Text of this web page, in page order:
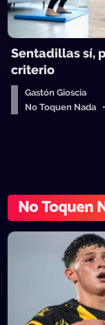
Sentadillas sí,
criterio
Gastón Gioscia
No Toquen
No Toquen